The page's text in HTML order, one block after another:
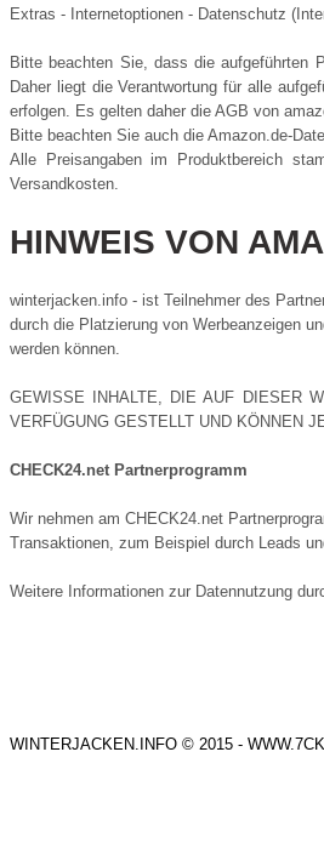
Extras - Internetoptionen - Datenschutz
Bitte beachten Sie, dass die aufgeführten
Daher liegt die Verantwortung für alle
erfolgen. Es gelten daher die AGB von
Bitte beachten Sie auch die Amazon.de-
Alle Preisangaben im Produktbereich
Versandkosten.
HINWEIS VON
winterjacken.info - ist Teilnehmer des
durch die Platzierung von Werbeanzeigen
werden können.
GEWISSE INHALTE, DIE AUF DIESER
VERFÜGUNG GESTELLT UND KÖNNEN
CHECK24.net Partnerprogramm
Wir nehmen am CHECK24.net
Transaktionen, zum Beispiel durch Leads
Weitere Informationen zur Datennutzung
WINTERJACKEN.INFO © 2015 -